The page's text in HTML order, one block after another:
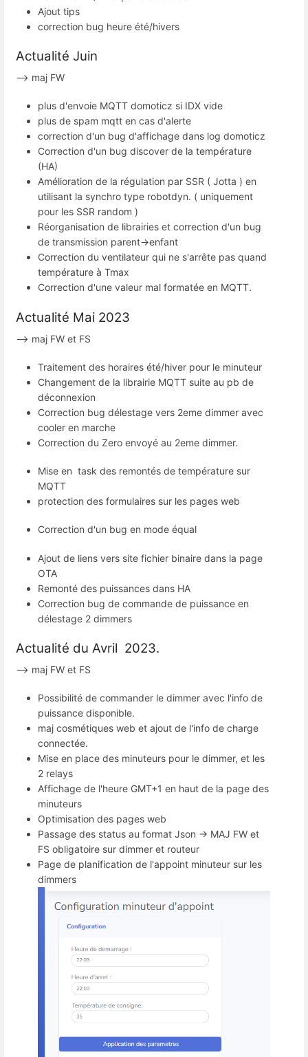
Ajout tips
correction bug heure été/hivers
Actualité Juin
--> maj FW
plus d'envoie MQTT domoticz si IDX vide
plus de spam mqtt en cas d'alerte
correction d'un bug d'affichage dans log domoticz
Correction d'un bug discover de la température
(HA)
Amélioration de la régulation par SSR ( Jotta ) en
utilisant la synchro type robotdyn. ( uniquement
pour les SSR random )
Réorganisation de librairies et correction d'un bug
de transmission parent->enfant
Correction du ventilateur qui ne s'arrête pas quand
température à Tmax
Correction d'une valeur mal formatée en MQTT.
Actualité Mai 2023
--> maj FW et FS
Traitement des horaires été/hiver pour le minuteur
Changement de la librairie MQTT suite au pb de
déconnexion
Correction bug délestage vers 2eme dimmer avec
cooler en marche
Correction du Zero envoyé au 2eme dimmer.
Mise en task des remontés de température sur
MQTT
protection des formulaires sur les pages web
Correction d'un bug en mode équal
Ajout de liens vers site fichier binaire dans la page
OTA
Remonté des puissances dans HA
Correction bug de commande de puissance en
délestage 2 dimmers
Actualité du Avril 2023.
--> maj FW et FS
Possibilité de commander le dimmer avec l'info de
puissance disponible.
maj cosmétiques web et ajout de l'info de charge
connectée.
Mise en place des minuteurs pour le dimmer, et les
2 relays
Affichage de l'heure GMT+1 en haut de la page des
minuteurs
Optimisation des pages web
Passage des status au format Json -> MAJ FW et
FS obligatoire sur dimmer et routeur
Page de planification de l'appoint minuteur sur les
dimmers